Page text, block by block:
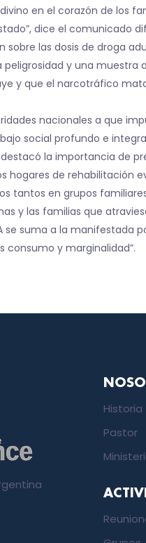
en el corazón de los
dice el comunicado
las dosis de droga
peligrosidad y una
y que el narcotráfico
nacionales a que
social profundo e
la importancia de
hogares de
tantos en grupos
y las familias que
se suma a la
consumo y marginalidad”.
Historia
Pastor